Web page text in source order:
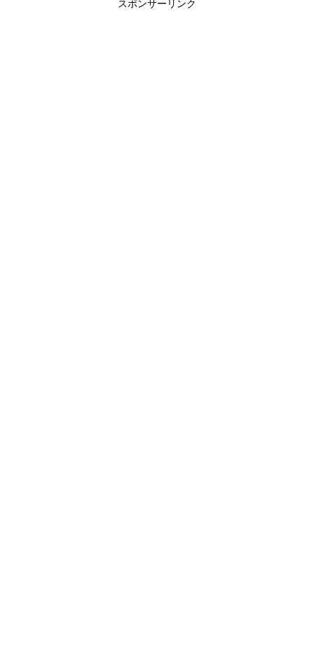
スポンサーリンク